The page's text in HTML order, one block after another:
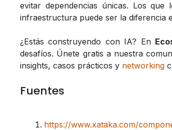
evitar dependencias únicas. Los
infraestructura puede ser la diferencia
¿Estás construyendo con IA? En
desafíos. Únete gratis a nuestra
insights, casos prácticos y networking
Fuentes
https://www.xataka.com/